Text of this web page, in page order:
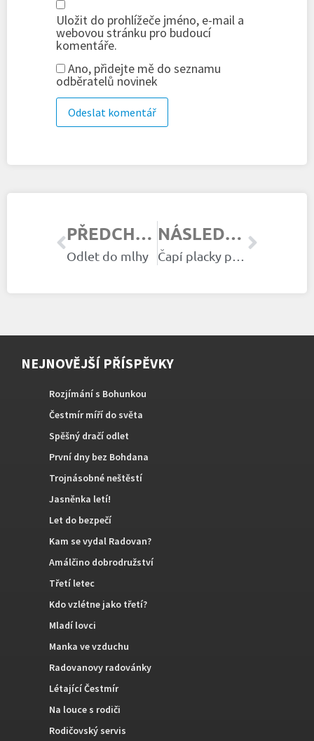
Uložit do prohlížeče jméno, e-mail a
webovou stránku pro budoucí
komentáře.
Ano, přidejte mě do seznamu
odběratelů novinek
PŘEDCHOZÍ ČLÁNEK
Odlet do mlhy
NÁSLEDUJÍCÍ ČLÁNEK
Čapí placky pomáhají II.
NEJNOVĚJŠÍ PŘÍSPĚVKY
Rozjímání s Bohunkou
Čestmír míří do světa
Spěšný dračí odlet
První dny bez Bohdana
Trojnásobné neštěstí
Jasněnka letí!
Let do bezpečí
Kam se vydal Radovan?
Amálčino dobrodružství
Třetí letec
Kdo vzlétne jako třetí?
Mladí lovci
Manka ve vzduchu
Radovanovy radovánky
Létající Čestmír
Na louce s rodiči
Rodičovský servis